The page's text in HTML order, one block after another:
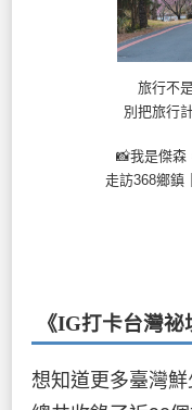
旅行不
別把旅行
📸我是傑森
走訪368鄉鎮
《IG打卡台灣
想知道更多臺灣